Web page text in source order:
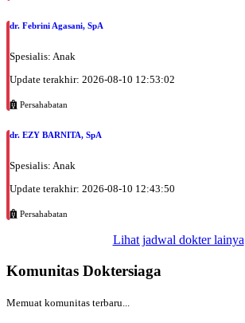
dr. Febrini Agasani, SpA
Spesialis: Anak
Update terakhir: 2026-08-10 12:53:02
Persahabatan
dr. EZY BARNITA, SpA
Spesialis: Anak
Update terakhir: 2026-08-10 12:43:50
Persahabatan
Lihat jadwal dokter lainya
Komunitas Doktersiaga
Memuat komunitas terbaru...